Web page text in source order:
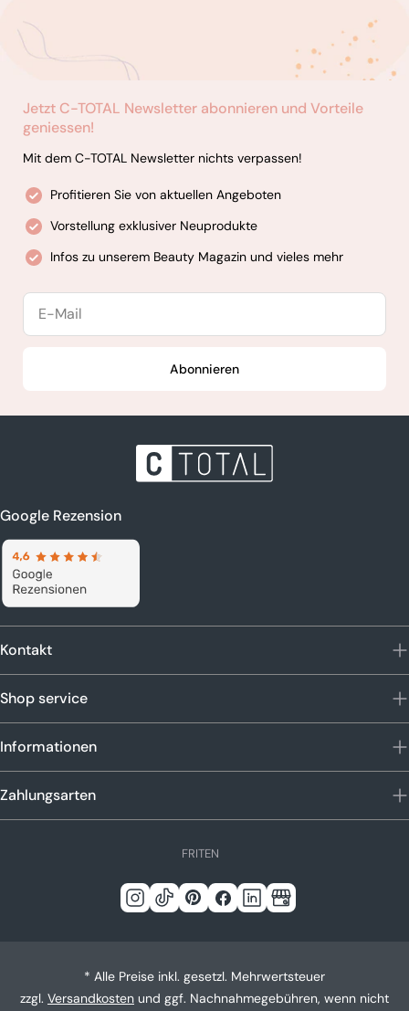
Jetzt C-TOTAL Newsletter abonnieren und Vorteile
geniessen!
Mit dem C-TOTAL Newsletter nichts verpassen!
Profitieren Sie von aktuellen Angeboten
Vorstellung exklusiver Neuprodukte
Infos zu unserem Beauty Magazin und vieles mehr
E-
Abonnieren
Google Rezension
Kontakt
Shop service
Informationen
Zahlungsarten
S
r
e
EN
IT
FR
Instagram
TickPinterestFacebook
LinkedinGoogle
* Alle Preise inkl. gesetzl. Mehrwertsteuer
zzgl. Versandkosten und ggf. Nachnahmegebühren, wenn nicht